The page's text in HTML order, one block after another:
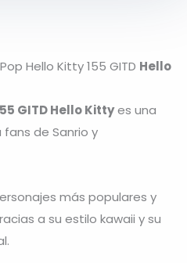
Hello Kitty 155 GITD Hello
GITD Hello Kittyes una
de Sanrio y
más populares y
a su estilo kawaii y su